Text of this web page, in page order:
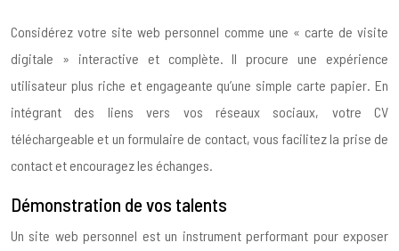
Considérez votre site web personnel comme une « carte de visite
digitale » interactive et complète. Il procure une expérience
utilisateur plus riche et engageante qu’une simple carte papier. En
intégrant des liens vers vos réseaux sociaux, votre CV
téléchargeable et un formulaire de contact, vous facilitez la prise de
contact et encouragez les échanges.
Démonstration de vos talents
Un site web personnel est un instrument performant pour exposer